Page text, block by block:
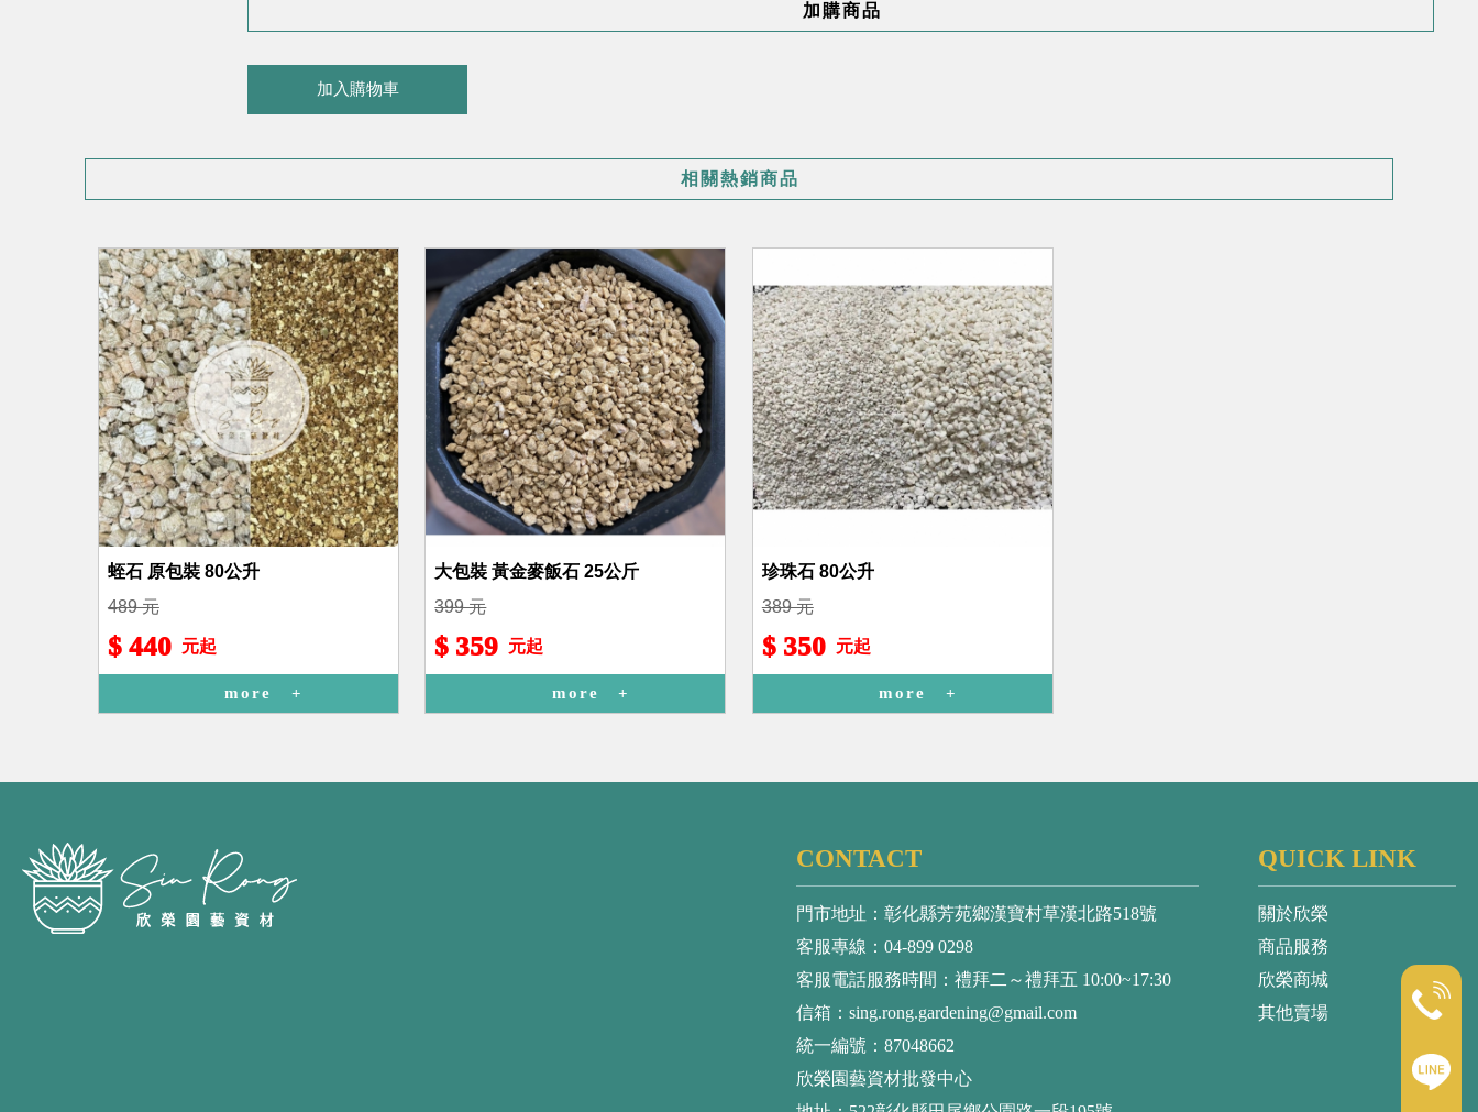
加購商品
加入購物車
相關熱銷商品
蛭石 原包裝 80公升
489 元
$ 440 元起
more
大包裝 黃金麥飯石 25公斤
399 元
$ 359 元起
more
珍珠石 80公升
389 元
$ 350 元起
more
CONTACT
門市地址：彰化縣芳苑鄉漢寶村草漢北路518號
客服專線：04-899 0298
客服電話服務時間：禮拜二～禮拜五 10:00~17:30
信箱：sing.rong.gardening@gmail.com
統一編號：87048662
欣榮園藝資材批發中心
QUICK LINK
關於欣榮
商品服務
欣榮商城
其他賣場